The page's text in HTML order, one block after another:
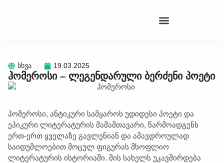
სხვა 19.03.2025
ჰომეროსი – ლეგენდარული ბერძენი პოეტი
ჰომეროსი, ანტიკური სამყაროს უდიდესი პოეტი და
ეპიკური ლიტერატურის მამამთავარი, წარმოადგენს
ერთ-ერთ ყველაზე გავლენიან და ამავდროულად
საიდუმლოებით მოცულ ფიგურას მსოფლიო
ლიტერატურის ისტორიაში. მის სახელს უკავშირდება